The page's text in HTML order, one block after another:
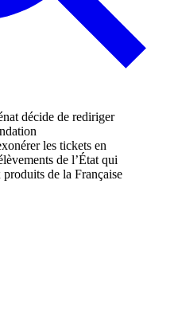
les tickets en
de l’État qui
de la Française